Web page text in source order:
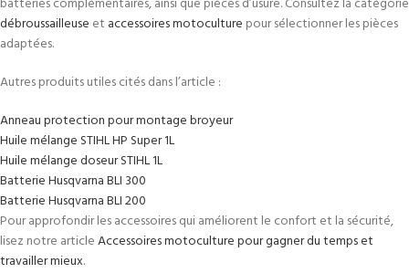
débroussailleuse et accessoires motoculture pour sélectionner les pièces
adaptées.
Autres produits utiles cités dans l’article :
Anneau protection pour montage broyeur
Huile mélange STIHL HP Super 1L
Huile mélange doseur STIHL 1L
Batterie Husqvarna BLI 300
Batterie Husqvarna BLI 200
Pour approfondir les accessoires qui améliorent le confort et la sécurité,
lisez notre articleAccessoires motoculture pour gagner du temps et
travailler mieux.